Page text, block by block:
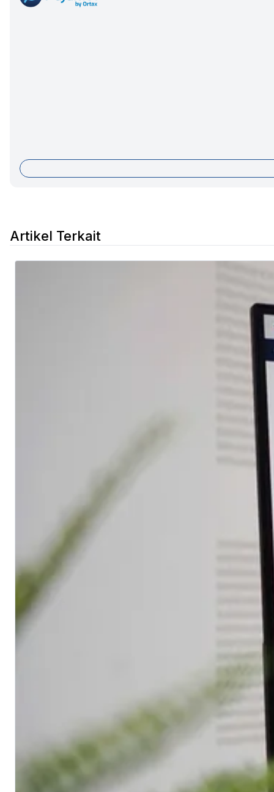
Artikel Terkait